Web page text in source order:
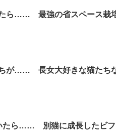
ら…… 最強の省スペース栽
が…… 長女大好きな猫たち
たら…… 別猫に成長したビフ